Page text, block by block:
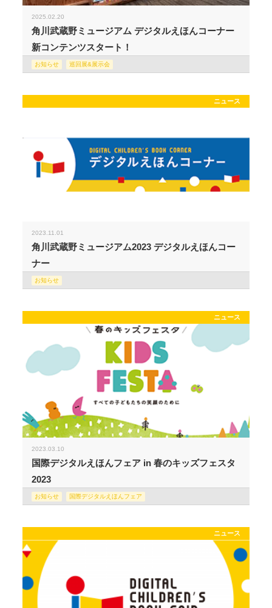
2025.02.20
角川武蔵野ミュージアム デジタルえほんコーナー
新コンテンツスタート！
お知らせ 巡回展&展示会
ニュース
2023.11.01
角川武蔵野ミュージアム2023 デジタルえほんコー
ナー
お知らせ
ニュース
2023.03.10
国際デジタルえほんフェア in 春のキッズフェスタ
2023
お知らせ 国際デジタルえほんフェア
ニュース